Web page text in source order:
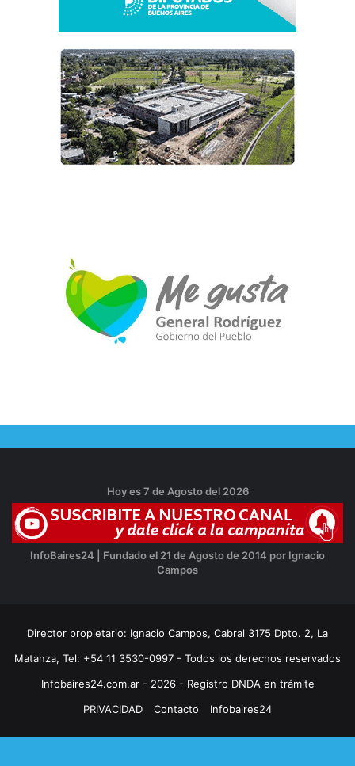
Hoy es 7 de Agosto del 2026
InfoBaires24 | Fundado el 21 de Agosto de 2014 por Ignacio
Campos
Director propietario: Ignacio Campos, Cabral 3175 Dpto. 2, La
Matanza, Tel: +54 11 3530-0997 - Todos los derechos reservados
Infobaires24.com.ar - 2026 - Registro DNDA en trámite
PRIVACIDAD
Contacto Infobaires24